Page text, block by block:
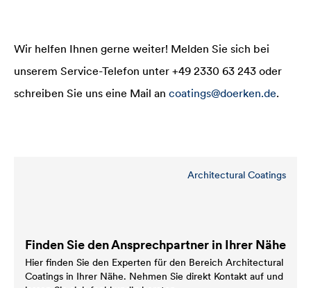
Wir helfen Ihnen gerne weiter! Melden Sie sich bei
unserem Service-Telefon unter +49 2330 63 243 oder
schreiben Sie uns eine Mail an coatings@doerken.de.
Architectural Coatings
Finden Sie den Ansprechpartner in Ihrer Nähe
Hier finden Sie den Experten für den Bereich Architectural
Coatings in Ihrer Nähe. Nehmen Sie direkt Kontakt auf und